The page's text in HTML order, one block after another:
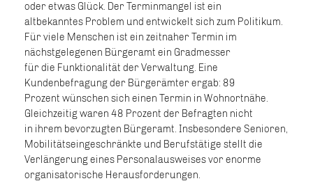
oder etwas Glück. Der Terminmangel ist ein
altbekanntes Problem und entwickelt sich zum Politikum.
Für viele Menschen ist ein zeitnaher Termin im
nächstgelegenen Bürgeramt ein Gradmesser
für die Funktionalität der Verwaltung. Eine
Kundenbefragung der Bürgerämter ergab: 89
Prozent wünschen sich einen Termin in Wohnortnähe.
Gleichzeitig waren 48 Prozent der Befragten nicht
in ihrem bevorzugten Bürgeramt. Insbesondere Senioren,
Mobilitätseingeschränkte und Berufstätige stellt die
Verlängerung eines Personalausweises vor enorme
organisatorische Herausforderungen.